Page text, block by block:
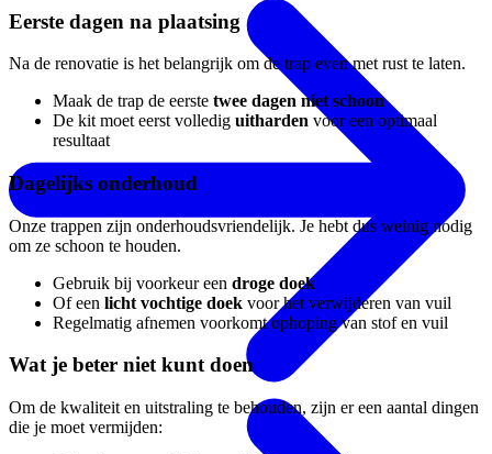
Eerste dagen na plaatsing
Na de renovatie is het belangrijk om de trap even met rust te laten.
Maak de trap de eerste twee dagen niet schoon
De kit moet eerst volledig uitharden voor een optimaal
resultaat
Dagelijks onderhoud
Onze trappen zijn onderhoudsvriendelijk. Je hebt dus weinig nodig
om ze schoon te houden.
Gebruik bij voorkeur een droge doek
Of een licht vochtige doek voor het verwijderen van vuil
Regelmatig afnemen voorkomt ophoping van stof en vuil
Wat je beter niet kunt doen
Om de kwaliteit en uitstraling te behouden, zijn er een aantal dingen
die je moet vermijden: